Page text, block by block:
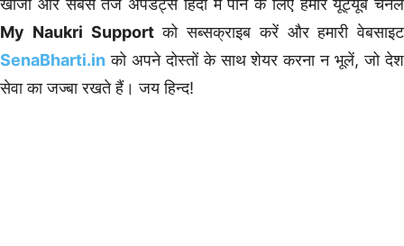
खोजी और सबसे तेज अपडेट्स हिंदी में पाने के लिए हमारे यूट्यूब चैनल
My Naukri Supportको सब्सक्राइब करें और हमारी वेबसाइट
SenaBharti.in को अपने दोस्तों के साथ शेयर करना न भूलें, जो देश
सेवा का जज्बा रखते हैं। जय हिन्द!